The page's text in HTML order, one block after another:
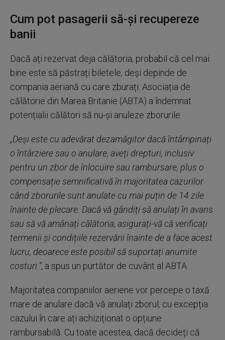
Cum pot pasagerii să-și recupereze
banii
Dacă ați rezervat deja călătoria, probabil că cel mai
bine este să păstrați biletele, deși depinde de
compania aeriană cu care zburați. Asociația de
călătorie din Marea Britanie (ABTA) a îndemnat
potențialii călători să nu-și anuleze zborurile.
„Deși este cu adevărat dezamăgitor dacă întâmpinați
o întârziere sau o anulare, aveți drepturi, inclusiv
pentru un zbor de înlocuire sau rambursare, plus o
compensație semnificativă în majoritatea cazurilor
când zborurile sunt anulate cu mai puțin de 14 zile
înainte de plecare. Dacă vă gândiți să anulați în avans
sau să vă amânați călătoria, asigurați-vă că verificați
termenii și condițiile rezervării înainte de a face acest
lucru, deoarece este posibil să suportați anumite
costuri.”, a spus un purtător de cuvânt al ABTA.
Majoritatea companiilor aeriene vor percepe o taxă
mare de anulare dacă vă anulați zborul, cu excepția
cazului în care ați achiziționat o opțiune
rambursabilă. Cu toate acestea, dacă decideți că